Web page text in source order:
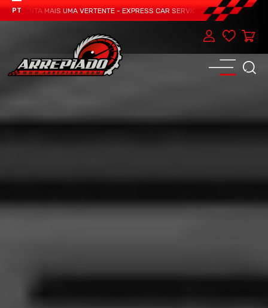
PT MAIS UMA VERTENTE - EXPRESS CAR SERVICE, MANUTENÇÃO DO